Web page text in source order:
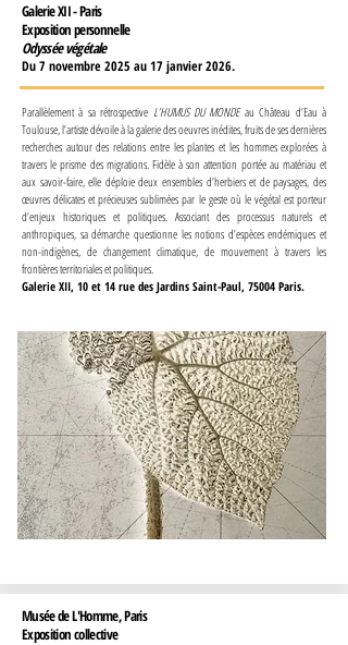
Galerie XII - Paris
Exposition personnelle
Odyssée végétale
Du 7 novembre 2025 au 17 janvier 2026.
Parallèlement à sa rétrospective L’HUMUS DU MONDEau Château d’Eau à
Toulouse, l’artiste dévoile à la galerie des oeuvres inédites, fruits de ses dernières
recherches autour des relations entre les plantes et les hommes explorées à
travers le prisme des migrations.​ Fidèle à son attention portée au matériau et
aux savoir-faire, elle déploie deux ensembles d’herbiers et de paysages, des
œuvres délicates et précieuses sublimées par le geste où le végétal est porteur
d’enjeux historiques et politiques. Associant des processus naturels et
anthropiques, sa démarche questionne les notions d’espèces endémiques et
non-indigènes, de changement climatique, de mouvement à travers les
frontières territoriales et politiques.​
Galerie XII, 10 et 14 rue des Jardins Saint-Paul, 75004 Paris.
Musée de L'Homme, Paris
Exposition collective